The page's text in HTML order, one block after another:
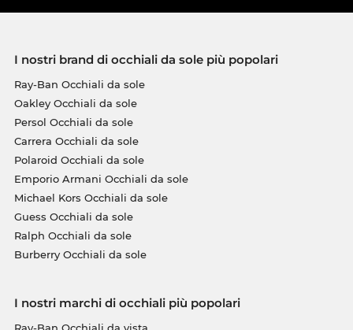
I nostri brand di occhiali da sole più popolari
Ray-Ban Occhiali da sole
Oakley Occhiali da sole
Persol Occhiali da sole
Carrera Occhiali da sole
Polaroid Occhiali da sole
Emporio Armani Occhiali da sole
Michael Kors Occhiali da sole
Guess Occhiali da sole
Ralph Occhiali da sole
Burberry Occhiali da sole
I nostri marchi di occhiali più popolari